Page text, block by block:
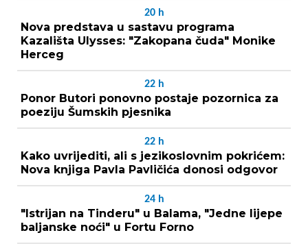
20 h
Nova predstava u sastavu programa
Kazališta Ulysses: "Zakopana čuda" Monike
Herceg
22 h
Ponor Butori ponovno postaje pozornica za
poeziju Šumskih pjesnika
22 h
Kako uvrijediti, ali s jezikoslovnim pokrićem:
Nova knjiga Pavla Pavličića donosi odgovor
24 h
"Istrijan na Tinderu" u Balama, "Jedne lijepe
baljanske noći" u Fortu Forno